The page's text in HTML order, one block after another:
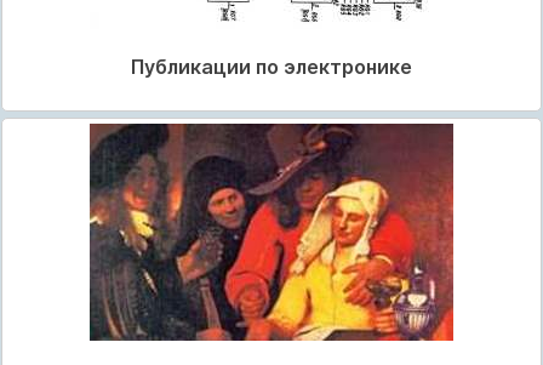
Публикации по электронике